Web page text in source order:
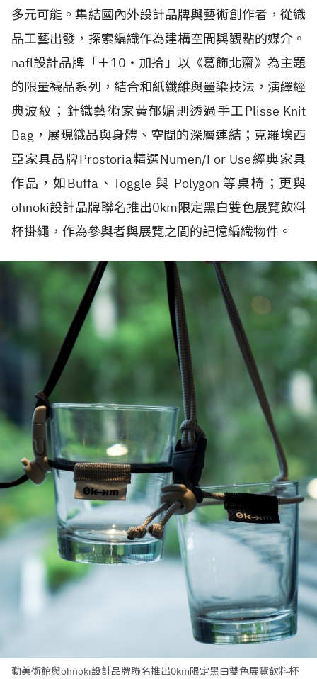
多元可能。集結國內外設計品牌與藝術創作者，從織
品工藝出發，探索編織作為建構空間與觀點的媒介。
nafl設計品牌「＋10・加拾」以《葛飾北齋》為主題
的限量襪品系列，結合和紙纖維與墨染技法，演繹經
典波紋；針織藝術家黃郁媚則透過手工Plisse Knit
Bag，展現織品與身體、空間的深層連結；克羅埃西
亞家具品牌Prostoria精選Numen/For Use經典家具
作品，如Buffa、Toggle 與 Polygon 等桌椅；更與
ohnoki設計品牌聯名推出0km限定黑白雙色展覽飲料
杯掛繩，作為參與者與展覽之間的記憶編織物件。
勤美術館與ohnoki設計品牌聯名推出0km限定黑白雙色展覽飲料杯